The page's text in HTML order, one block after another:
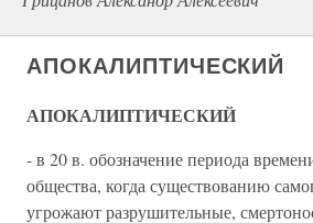
АПОКАЛИПТИЧЕСКИЙ
АПОКАЛИПТИЧЕСКИЙ
- в 20 в. обозначение периода
общества, когда существованию
угрожают разрушительные,